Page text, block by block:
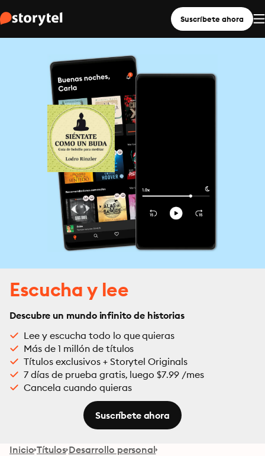
Suscríbete ahora
Escucha y lee
Descubre un mundo infinito de historias
Lee y escucha todo lo que quieras
Más de 1 millón de títulos
Títulos exclusivos + Storytel Originals
7 días de prueba gratis, luego $7.99 /mes
Cancela cuando quieras
Suscríbete ahora
Inicio Títulos Desarrollo personal